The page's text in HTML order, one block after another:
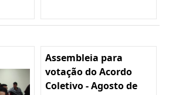
Assembleia para
votação do Acordo
Coletivo - Agosto de